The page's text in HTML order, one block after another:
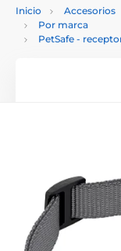
Inicio Accesorios
Por marca
PetSafe -